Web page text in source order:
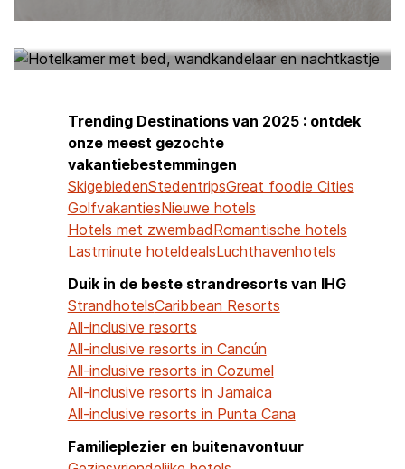
Trending Destinations van 2025 : ontdek
onze meest gezochte
vakantiebestemmingen
SkigebiedenStedentripsGreat foodie Cities
GolfvakantiesNieuwe hotels
Hotels met zwembadRomantische hotels
Lastminute hoteldealsLuchthavenhotels
Duik in de beste strandresorts van IHG
StrandhotelsCaribbean Resorts
All-inclusive resorts
All-inclusive resorts in Cancún
All-inclusive resorts in Cozumel
All-inclusive resorts in Jamaica
All-inclusive resorts in Punta Cana
Familieplezier en buitenavontuur